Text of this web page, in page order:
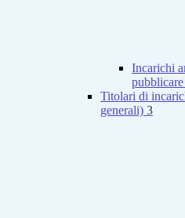
Incarichi
Titolari di
generali) 3